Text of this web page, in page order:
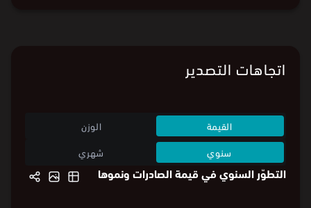
اتجاهات التصدير
القيمة
الوزن
سنوي
شهري
التطوّر السنوي في قيمة الصادرات ونموها